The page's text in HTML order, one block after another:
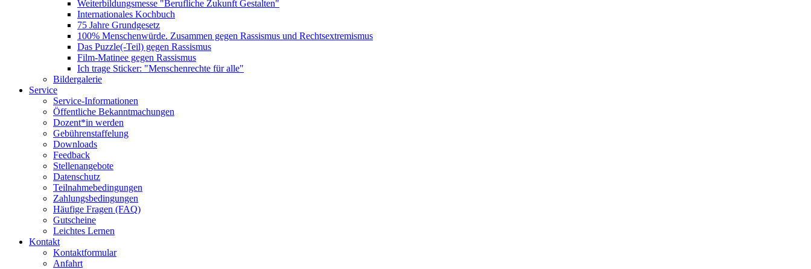
Weiterbildungsmesse "Berufliche Zukunft Gestalten"
Internationales Kochbuch
75 Jahre Grundgesetz
100% Menschenwürde. Zusammen gegen Rassismus und Rechtsextremismus
Das Puzzle(-Teil) gegen Rassismus
Film-Matinee gegen Rassismus
Ich trage Sticker: "Menschenrechte für alle"
Bildergalerie
Service
Service-Informationen
Öffentliche Bekanntmachungen
Dozent*in werden
Gebührenstaffelung
Downloads
Feedback
Stellenangebote
Datenschutz
Teilnahmebedingungen
Zahlungsbedingungen
Häufige Fragen (FAQ)
Gutscheine
Leichtes Lernen
Kontakt
Kontaktformular
Anfahrt